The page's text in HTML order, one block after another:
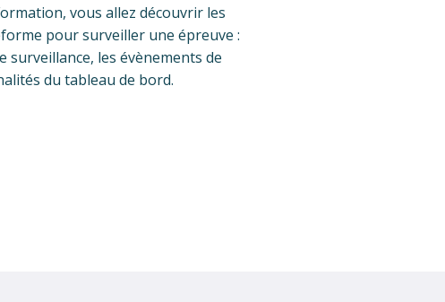
vous allez découvrir les
pour surveiller une épreuve :
surveillance, les évènements de
du tableau de bord.